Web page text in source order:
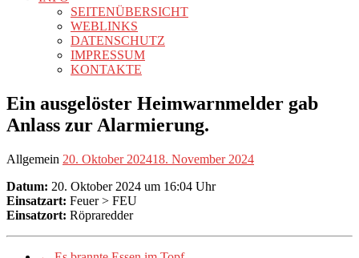
SEITENÜBERSICHT
WEBLINKS
DATENSCHUTZ
IMPRESSUM
KONTAKTE
Ein ausgelöster Heimwarnmelder gab
Anlass zur Alarmierung.
Allgemein 20. Oktober 202418. November 2024
Datum: 20. Oktober 2024 um 16:04 Uhr
Einsatzart: Feuer > FEU
Einsatzort: Röpraredder